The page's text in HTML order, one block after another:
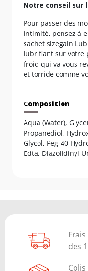
Notre conseil sur
Pour passer des
intimité, pensez à
sachet sizegain
lubrifiant sur votre
froid qui va vous
et torride comme
Composition
Aqua (Water),
Propanediol,
Glycol, Peg-40
Edta, Diazolidinyl
dès